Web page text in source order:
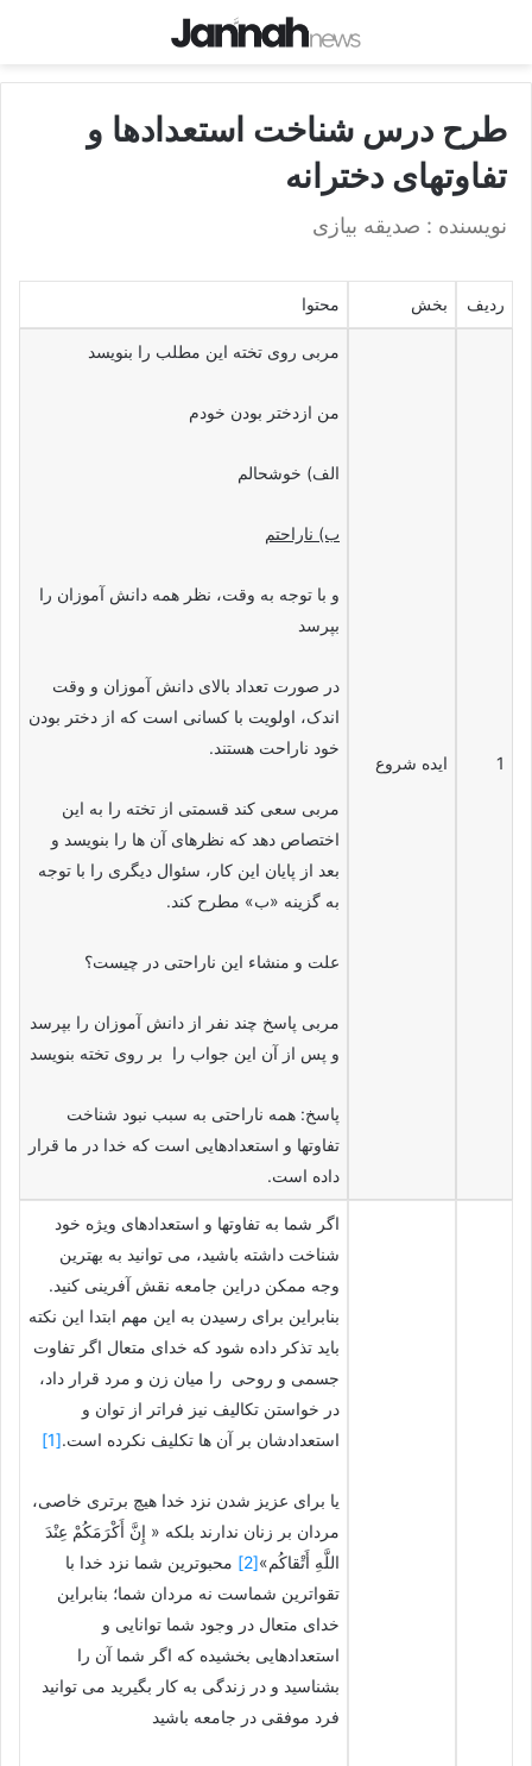
طرح درس شناخت استعدادها و
تفاوتهای دخترانه
نویسنده : صدیقه بیازی
ردیف بخش محتوا
1 ایده شروع
مربی روی تخته این مطلب را بنویسد
من ازدختر بودن خودم
الف) خوشحالم
ب) ناراحتم
و با توجه به وقت، نظر همه دانش آموزان را
بپرسد
در صورت تعداد بالای دانش آموزان و وقت
اندک، اولویت با کسانی است که از دختر بودن
خود ناراحت هستند.
مربی سعی کند قسمتی از تخته را به این
اختصاص دهد که نظرهای آن ها را بنویسد و
بعد از پایان این کار، سئوال دیگری را با توجه
به گزینه «ب» مطرح کند.
علت و منشاء این ناراحتی در چیست؟
مربی پاسخ چند نفر از دانش آموزان را بپرسد
و پس از آن این جواب را بر روی تخته بنویسد
پاسخ: همه ناراحتی به سبب نبود شناخت
تفاوتها و استعدادهایی است که خدا در ما قرار
داده است.
اگر شما به تفاوتها و استعدادهای ویژه خود
شناخت داشته باشید، می توانید به بهترین
وجه ممکن دراین جامعه نقش آفرینی کنید.
بنابراین برای رسیدن به این مهم ابتدا این نکته
باید تذکر داده شود که خدای متعال اگر تفاوت
جسمی و روحی را میان زن و مرد قرار داد،
در خواستن تکالیف نیز فراتر از توان و
استعدادشان بر آن ها تکلیف نکرده است.[1]
یا برای عزیز شدن نزد خدا هیچ برتری خاصی،
مردان بر زنان ندارند بلکه « إِنَّ أَكْرَمَكُمْ عِنْدَ
اللَّهِ أَتْقاكُم»[2]
محبوترین شما نزد خدا با
تقواترین شماست نه مردان شما؛ بنابراین
خدای متعال در وجود شما توانایی و
استعدادهایی بخشیده که اگر شما آن را
بشناسید و در زندگی به کار بگیرید می توانید
فرد موفقی در جامعه باشید